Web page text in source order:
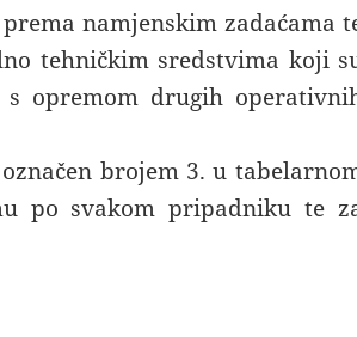
namjenskim zadaćama
tehničkim sredstvima koji
opremom drugih
brojem 3. u
po svakom pripadniku te